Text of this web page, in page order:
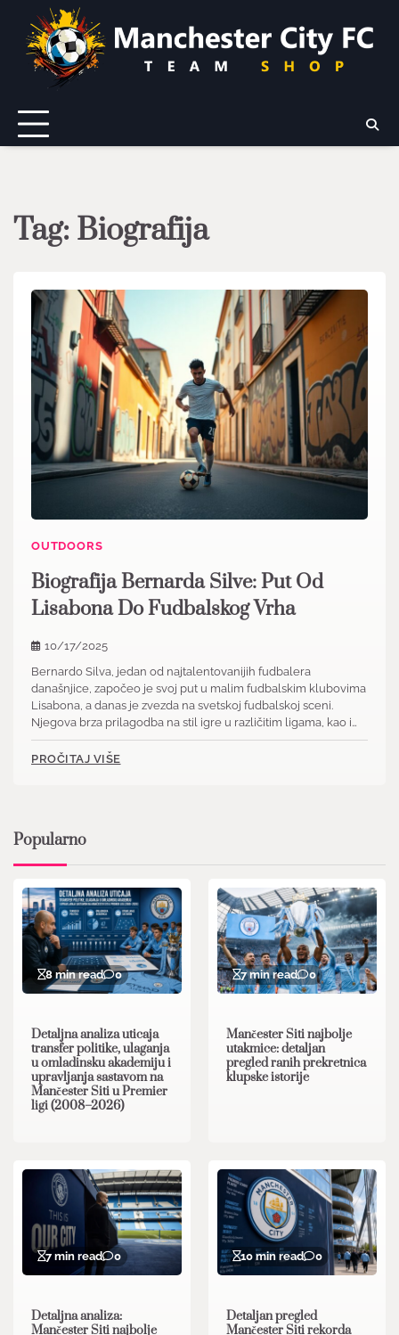
content
Tag: Biografija
OUTDOORS
Biografija Bernarda Silve: Put Od
Lisabona Do Fudbalskog Vrha
10/17/2025
Bernardo Silva, jedan od najtalentovanijih fudbalera
današnjice, započeo je svoj put u malim fudbalskim klubovima
Lisabona, a danas je zvezda na svetskoj fudbalskoj sceni.
Njegova brza prilagodba na stil igre u različitim ligama, kao i…
PROČITAJ VIŠE
Popularno
8 min read 0
Detaljna analiza uticaja
transfer politike, ulaganja
u omladinsku akademiju i
upravljanja sastavom na
Mančester Siti u Premier
ligi (2008–2026)
7 min read 0
Mančester Siti najbolje
utakmice: detaljan
pregled ranih prekretnica
klupske istorije
7 min read 0
Detaljna analiza:
Mančester Siti najbolje
10 min read 0
Detaljan pregled
Mančester Siti rekorda